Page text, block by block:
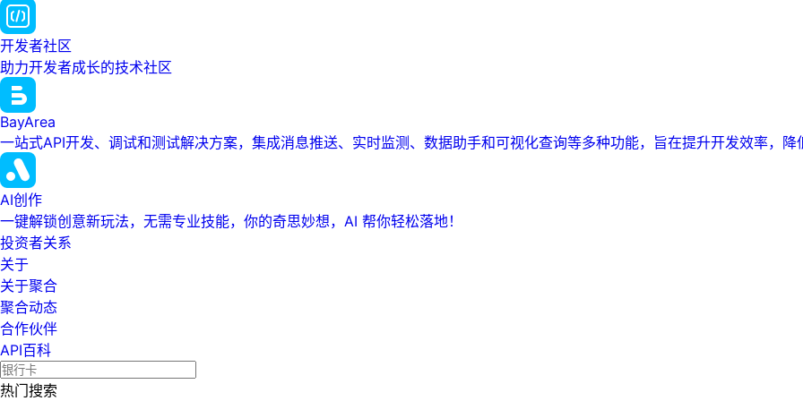
开发者社区
助力开发者成长的技术社区
BayArea
一站式API开发、调试和测试解决方案，集成消息推送、实时监测、数据助手和可视化查询等多种功能，旨在提升开发效率，降
AI创作
一键解锁创意新玩法，无需专业技能，你的奇思妙想，AI 帮你轻松落地！
投资者关系
关于
关于聚合
聚合动态
合作伙伴
API百科
热门搜索